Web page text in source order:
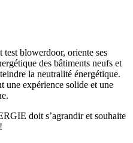
test blowerdoor, oriente ses
des bâtiments neufs et
la neutralité énergétique.
une expérience solide et une
doit s’agrandir et souhaite
!